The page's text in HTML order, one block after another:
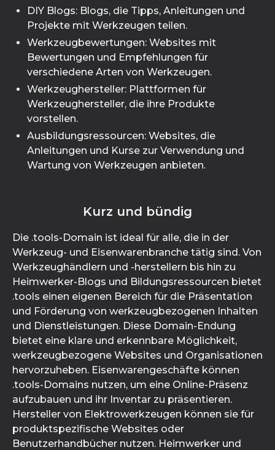
DIY Blogs: Blogs, die Tipps, Anleitungen und
Projekte mit Werkzeugen teilen.
Werkzeugbewertungen: Websites mit
Bewertungen und Empfehlungen für
verschiedene Arten von Werkzeugen.
Werkzeughersteller: Plattformen für
Werkzeughersteller, die ihre Produkte
vorstellen.
Ausbildungsressourcen: Websites, die
Anleitungen und Kurse zur Verwendung und
Wartung von Werkzeugen anbieten.
Kurz und bündig
Die .tools-Domain ist ideal für alle, die in der
Werkzeug- und Eisenwarenbranche tätig sind. Von
Werkzeughändlern und -herstellern bis hin zu
Heimwerker-Blogs und Bildungsressourcen bietet
.tools einen eigenen Bereich für die Präsentation
und Förderung von werkzeugbezogenen Inhalten
und Dienstleistungen. Diese Domain-Endung
bietet eine klare und erkennbare Möglichkeit,
werkzeugbezogene Websites und Organisationen
hervorzuheben. Eisenwarengeschäfte können
.tools-Domains nutzen, um eine Online-Präsenz
aufzubauen und ihr Inventar zu präsentieren.
Hersteller von Elektrowerkzeugen können sie für
produktspezifische Websites oder
Benutzerhandbücher nutzen. Heimwerker und